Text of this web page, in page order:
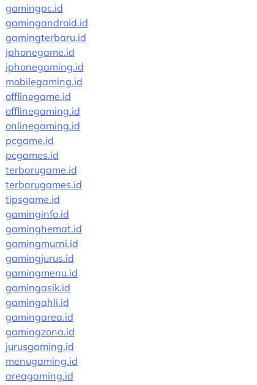
gamingpc.id
gamingandroid.id
gamingterbaru.id
iphonegame.id
iphonegaming.id
mobilegaming.id
offlinegame.id
offlinegaming.id
onlinegaming.id
pcgame.id
pcgames.id
terbarugame.id
terbarugames.id
tipsgame.id
gaminginfo.id
gaminghemat.id
gamingmurni.id
gamingjurus.id
gamingmenu.id
gamingasik.id
gamingahli.id
gamingarea.id
gamingzona.id
jurusgaming.id
menugaming.id
areagaming.id